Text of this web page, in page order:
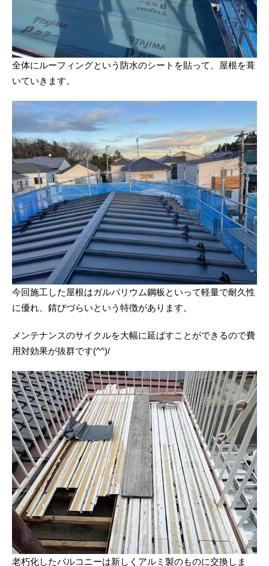
全体にルーフィングという防水のシートを貼って、屋根を葺
いていきます。
今回施工した屋根はガルバリウム鋼板といって軽量で耐久性
に優れ、錆びづらいという特徴があります。
メンテナンスのサイクルを大幅に延ばすことができるので費
用対効果が抜群です(^^)/
老朽化したバルコニーは新しくアルミ製のものに交換しま